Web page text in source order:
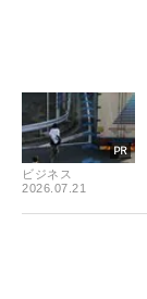
ビジネス
2026.07.21